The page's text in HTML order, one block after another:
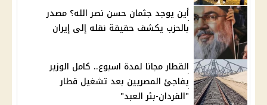
أين يوجد جثمان حسن نصر الله؟ مصدر
بالحزب يكشف حقيقة نقله إلى إيران
القطار مجانا لمدة اسبوع.. كامل الوزير
يفاجئ المصريين بعد تشغيل قطار
"الفردان-بئر العبد"